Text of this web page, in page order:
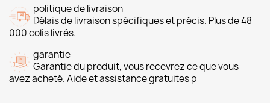
politique de livraison
Délais de livraison spécifiques et précis. Plus de 48
000 colis livrés.
garantie
Garantie du produit, vous recevrez ce que vous
avez acheté. Aide et assistance gratuites p